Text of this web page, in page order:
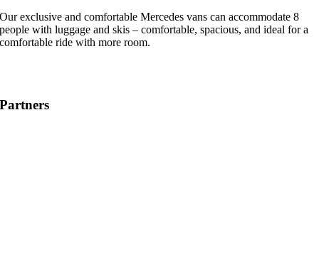
Our exclusive and comfortable Mercedes vans can accommodate 8
people with luggage and skis – comfortable, spacious, and ideal for a
comfortable ride with more room.
Partners